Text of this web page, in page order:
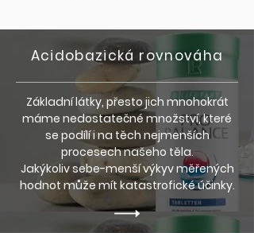
Acidobazická rovnováha
Základní látky, přesto jich mnohokrát
máme nedostatečné množství, které
se podílí i na těch nejmenších
procesech našeho těla.
Jakýkoliv sebe-menší výkyv měřených
hodnot může mít katastrofické účinky.